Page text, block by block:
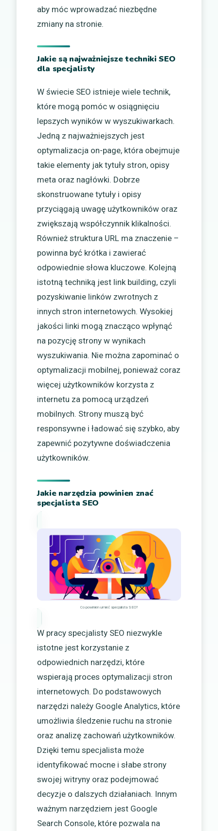
aby móc wprowadzać niezbędne
zmiany na stronie.
Jakie są najważniejsze techniki SEO
dla specjalisty
W świecie SEO istnieje wiele technik,
które mogą pomóc w osiągnięciu
lepszych wyników w wyszukiwarkach.
Jedną z najważniejszych jest
optymalizacja on-page, która obejmuje
takie elementy jak tytuły stron, opisy
meta oraz nagłówki. Dobrze
skonstruowane tytuły i opisy
przyciągają uwagę użytkowników oraz
zwiększają współczynnik klikalności.
Również struktura URL ma znaczenie –
powinna być krótka i zawierać
odpowiednie słowa kluczowe. Kolejną
istotną techniką jest link building, czyli
pozyskiwanie linków zwrotnych z
innych stron internetowych. Wysokiej
jakości linki mogą znacząco wpłynąć
na pozycję strony w wynikach
wyszukiwania. Nie można zapominać o
optymalizacji mobilnej, ponieważ coraz
więcej użytkowników korzysta z
internetu za pomocą urządzeń
mobilnych. Strony muszą być
responsywne i ładować się szybko, aby
zapewnić pozytywne doświadczenia
użytkowników.
Jakie narzędzia powinien znać
specjalista SEO
Co powinien umieć specjalista SEO?
W pracy specjalisty SEO niezwykle
istotne jest korzystanie z
odpowiednich narzędzi, które
wspierają proces optymalizacji stron
internetowych. Do podstawowych
narzędzi należy Google Analytics, które
umożliwia śledzenie ruchu na stronie
oraz analizę zachowań użytkowników.
Dzięki temu specjalista może
identyfikować mocne i słabe strony
swojej witryny oraz podejmować
decyzje o dalszych działaniach. Innym
ważnym narzędziem jest Google
Search Console, które pozwala na